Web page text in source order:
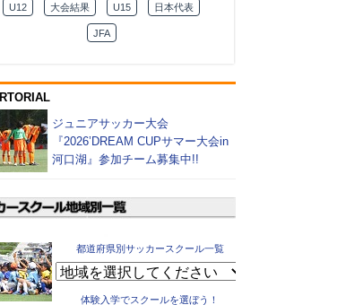
U12 大会結果 U15 日本代表
JFA
ジュニアサッカー大会
『2026’DREAM CUPサマー大会in
河口湖』参加チーム募集中!!
都道府県別サッカースクール一覧
体験入学でスクールを選ぼう！